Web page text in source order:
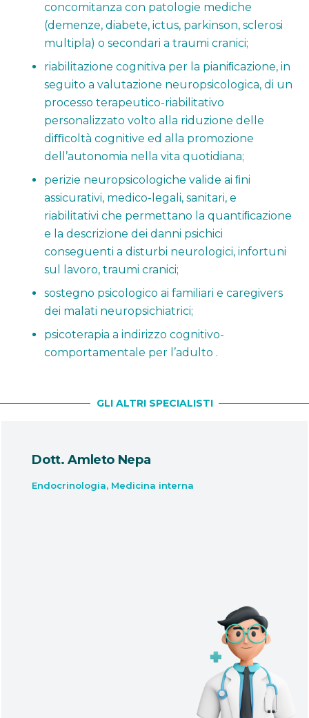
concomitanza con patologie mediche
(demenze, diabete, ictus, parkinson, sclerosi
multipla) o secondari a traumi cranici;
riabilitazione cognitiva per la pianiﬁcazione, in
seguito a valutazione neuropsicologica, di un
processo terapeutico-riabilitativo
personalizzato volto alla riduzione delle
diﬃcoltà cognitive ed alla promozione
dell’autonomia nella vita quotidiana;
perizie neuropsicologiche valide ai ﬁni
assicurativi, medico-legali, sanitari, e
riabilitativi che permettano la quantiﬁcazione
e la descrizione dei danni psichici
conseguenti a disturbi neurologici, infortuni
sul lavoro, traumi cranici;
sostegno psicologico ai familiari e caregivers
dei malati neuropsichiatrici;
psicoterapia a indirizzo cognitivo-
comportamentale per l’adulto .
GLI ALTRI SPECIALISTI
Amleto Nepa
,Medicina interna